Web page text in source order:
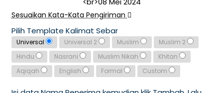
Sesuaikan Kata-Kata Pengiriman
Pilih Template Kalimat Sebar
Universal Universal 2 Muslim
Muslim 2
Hindu
Nasrani Muslim Nikah
Khitan
Aqiqah
English Formal Custom